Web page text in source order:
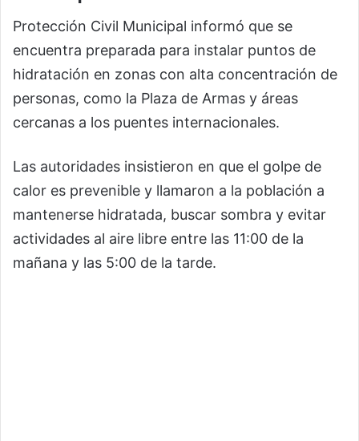
Protección Civil Municipal informó que se
encuentra preparada para instalar puntos de
hidratación en zonas con alta concentración de
personas, como la Plaza de Armas y áreas
cercanas a los puentes internacionales.
Las autoridades insistieron en que el golpe de
calor es prevenible y llamaron a la población a
mantenerse hidratada, buscar sombra y evitar
actividades al aire libre entre las 11:00 de la
mañana y las 5:00 de la tarde.